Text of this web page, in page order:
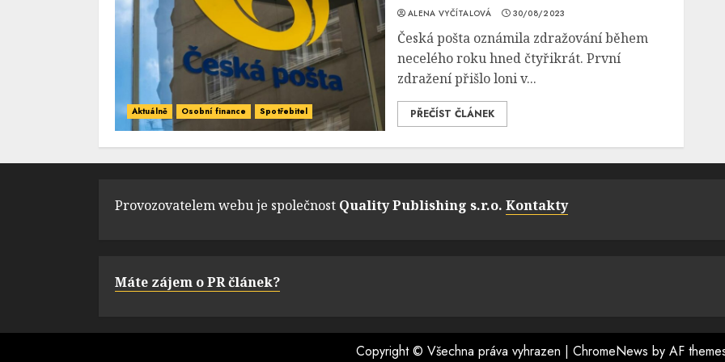
Aktuálně Osobní finance Spotřebitel
ALENA VYČÍTALOVÁ 30/08/2023
Česká pošta oznámila zdražování během
necelého roku hned čtyřikrát. První
zdražení přišlo loni v...
PŘEČÍST ČLÁNEK
Provozovatelem webu je společnost Quality Publishing s.r.o. Kontakty
Máte zájem o PR článek?
Copyright © Všechna práva vyhrazen | ChromeNews by AF